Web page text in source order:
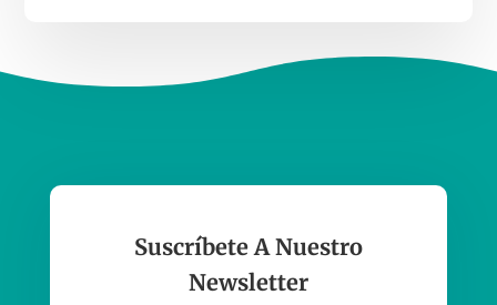
Suscríbete A Nuestro
Newsletter